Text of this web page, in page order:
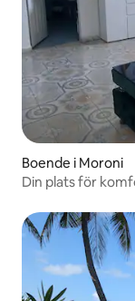
Boende i Moroni
Din plats för